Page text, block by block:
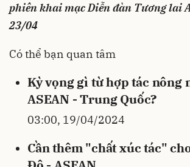
phiên khai mạc Diễn đàn Tương lai
23/04
Có thể bạn quan tâm
Kỳ vọng gì từ hợp tác nông
ASEAN - Trung Quốc?
03:00, 19/04/2024
Cần thêm "chất xúc tác"